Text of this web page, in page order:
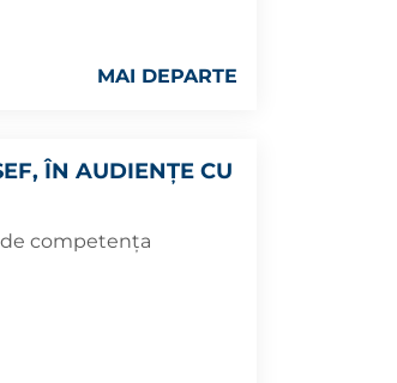
MAI DEPARTE
ÎN AUDIENȚE CU
competența